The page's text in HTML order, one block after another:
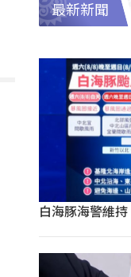
最新新聞
白海豚海警維